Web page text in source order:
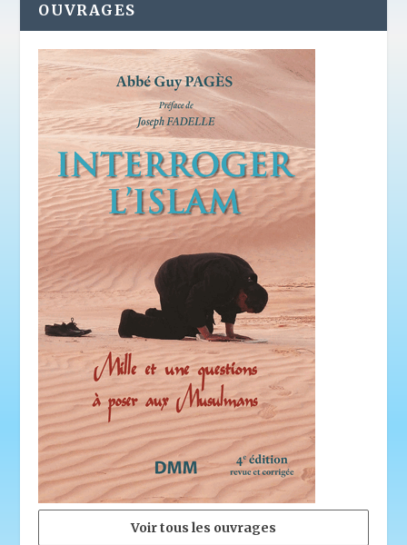
OUVRAGES
Voir tous les ouvrages